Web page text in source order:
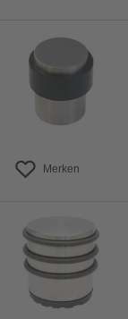
Merken